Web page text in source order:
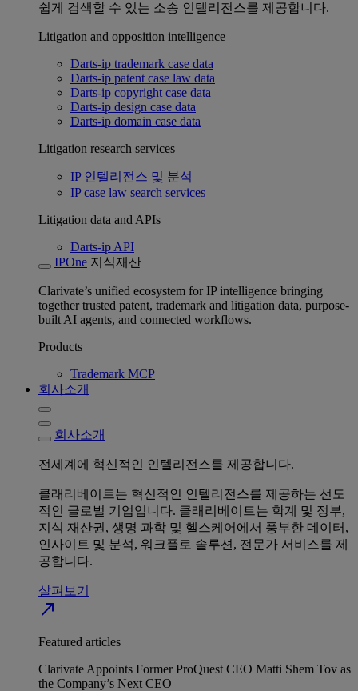
쉽게 검색할 수 있는 소송 인텔리전스를 제공합니다.
Litigation and opposition intelligence
Darts-ip trademark case data
Darts-ip patent case law data
Darts-ip copyright case data
Darts-ip design case data
Darts-ip domain case data
Litigation research services
IP 인텔리전스 및 분석
IP case law search services
Litigation data and APIs
Darts-ip API
IPOne 지식재산
Clarivate’s unified ecosystem for IP intelligence bringing
together trusted patent, trademark and litigation data, purpose-
built AI agents, and connected workflows.
Products
Trademark MCP
회사소개
회사소개
전세계에 혁신적인 인텔리전스를 제공합니다.
클래리베이트는 혁신적인 인텔리전스를 제공하는 선도
적인 글로벌 기업입니다. 클래리베이트는 학계 및 정부,
지식 재산권, 생명 과학 및 헬스케어에서 풍부한 데이터,
인사이트 및 분석, 워크플로 솔루션, 전문가 서비스를 제
공합니다.
살펴보기
north_east
Featured articles
Clarivate Appoints Former ProQuest CEO Matti Shem Tov as
the Company’s Next CEO